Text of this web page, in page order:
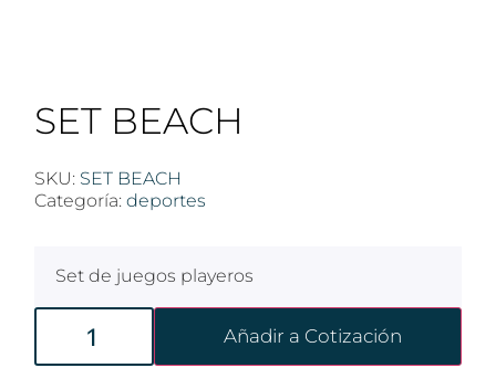
SET BEACH
SKU: SET BEACH
Categoría: deportes
Set de juegos playeros
Añadir a Cotización